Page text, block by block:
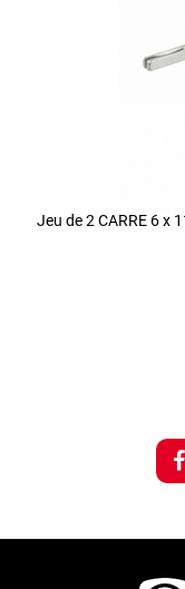
Jeu de 2 CARRE 6 x